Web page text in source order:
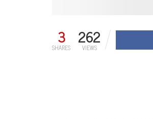
3
SHARES 262
VIEWS